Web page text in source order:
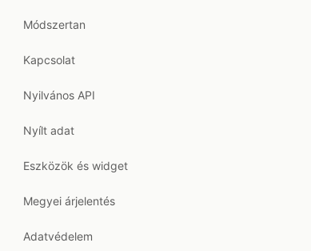
Módszertan
Kapcsolat
Nyilvános API
Nyílt adat
Eszközök és widget
Megyei árjelentés
Adatvédelem